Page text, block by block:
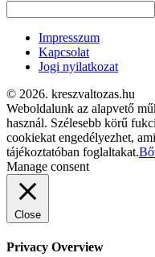
Impresszum
Kapcsolat
Jogi nyilatkozat
© 2026. kreszvaltozas.hu
Weboldalunk az alapvető
használ. Szélesebb körű
cookiekat engedélyezhet,
tájékoztatóban foglaltakat.
Manage consent
Close
Privacy Overview